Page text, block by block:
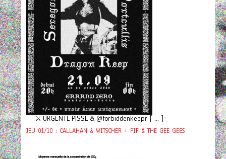
⚔️ URGENTE PISSE & @forbiddenkeepr [ ... ]
JEU 01/10 : CALLAHAN & WITSCHER + PIF & THE GEE GEES